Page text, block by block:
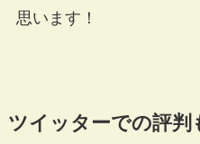
思います！
ツイッターでの評判